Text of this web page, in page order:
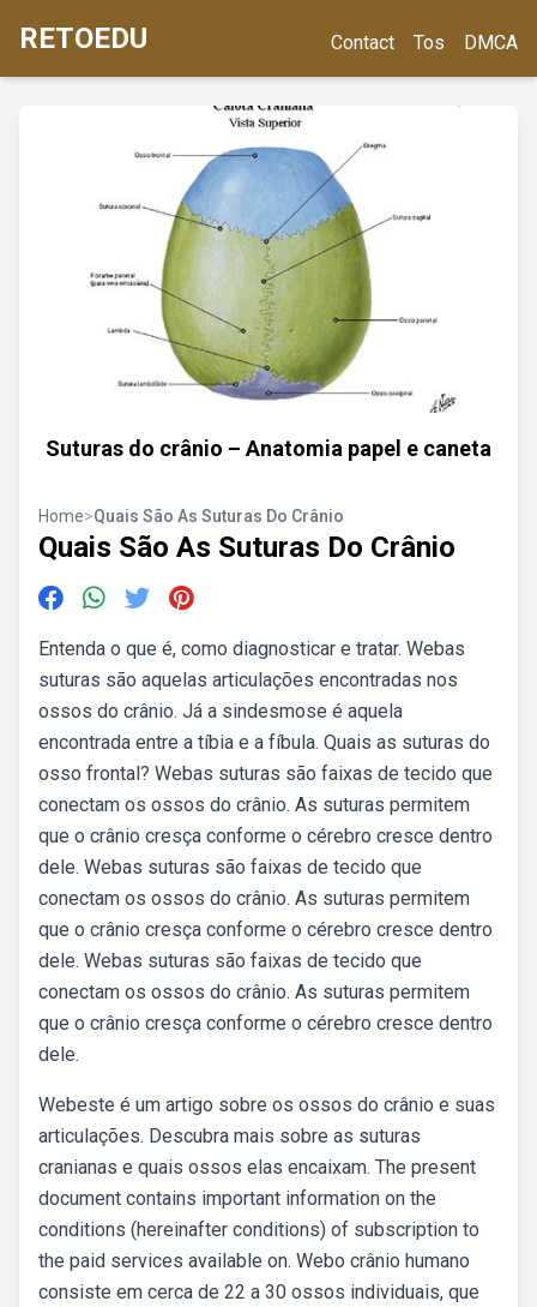
RETOEDU Contact Tos DMCA
Suturas do crânio – Anatomia papel e caneta
Home>Quais São As Suturas Do Crânio
Quais São As Suturas Do Crânio
Entenda o que é, como diagnosticar e tratar. Webas
suturas são aquelas articulações encontradas nos
ossos do crânio. Já a sindesmose é aquela
encontrada entre a tíbia e a fíbula. Quais as suturas do
osso frontal? Webas suturas são faixas de tecido que
conectam os ossos do crânio. As suturas permitem
que o crânio cresça conforme o cérebro cresce dentro
dele. Webas suturas são faixas de tecido que
conectam os ossos do crânio. As suturas permitem
que o crânio cresça conforme o cérebro cresce dentro
dele. Webas suturas são faixas de tecido que
conectam os ossos do crânio. As suturas permitem
que o crânio cresça conforme o cérebro cresce dentro
dele.
Webeste é um artigo sobre os ossos do crânio e suas
articulações. Descubra mais sobre as suturas
cranianas e quais ossos elas encaixam. The present
document contains important information on the
conditions (hereinafter conditions) of subscription to
the paid services available on. Webo crânio humano
consiste em cerca de 22 a 30 ossos individuais, que